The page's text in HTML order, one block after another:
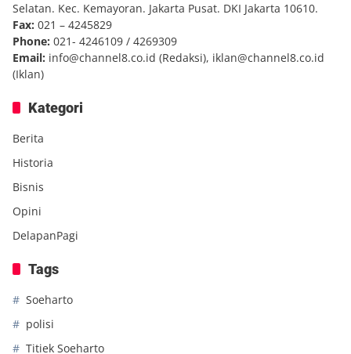
Selatan. Kec. Kemayoran. Jakarta Pusat. DKI Jakarta 10610.
Fax: 021 – 4245829
Phone: 021- 4246109 / 4269309
Email: info@channel8.co.id (Redaksi), iklan@channel8.co.id
(Iklan)
Kategori
Berita
Historia
Bisnis
Opini
DelapanPagi
Tags
Soeharto
polisi
Titiek Soeharto